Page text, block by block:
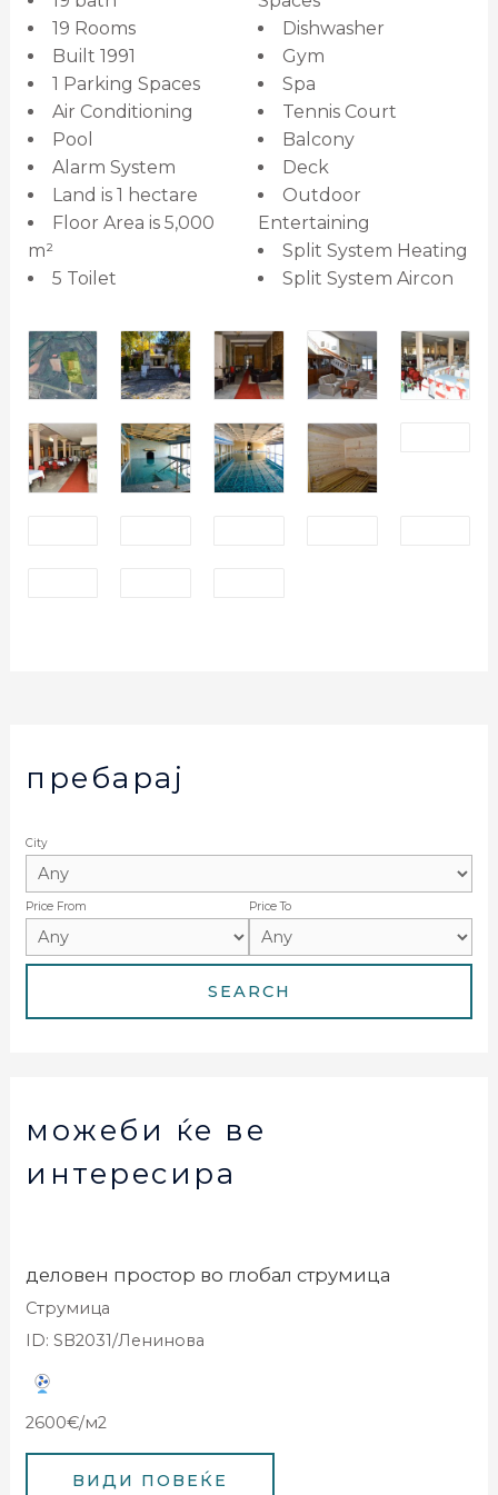
19 Rooms
Built 1991
1 Parking Spaces
Air Conditioning
Pool
Alarm System
Land is 1 hectare
Floor Area is 5,000
m²
5 Toilet
Dishwasher
Gym
Spa
Tennis Court
Balcony
Deck
Outdoor
Entertaining
Split System Heating
Split System Aircon
пребарај
City
Price From Price To
можеби ќе ве
интересира
деловен простор во глобал струмица
Струмица
ID: SB2031/Ленинова
2600€/м2